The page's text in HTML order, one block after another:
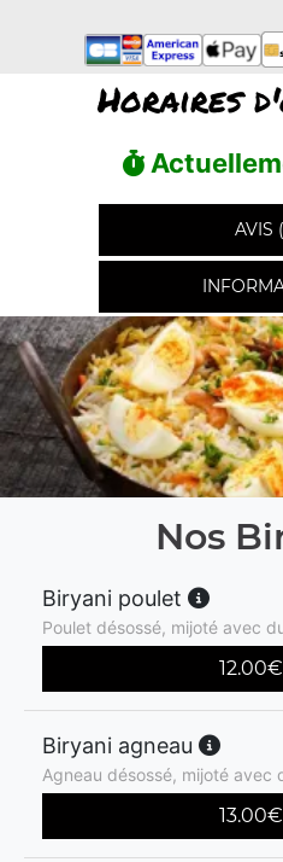
Horaires
AVIS
Nos
Biryani poulet
Poulet désossé, mijoté avec
12.00€
Biryani agneau
Agneau désossé, mijoté avec
13.00€